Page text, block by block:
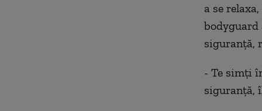
a se
bodyguard
siguranță,
- Te simți
siguranță,